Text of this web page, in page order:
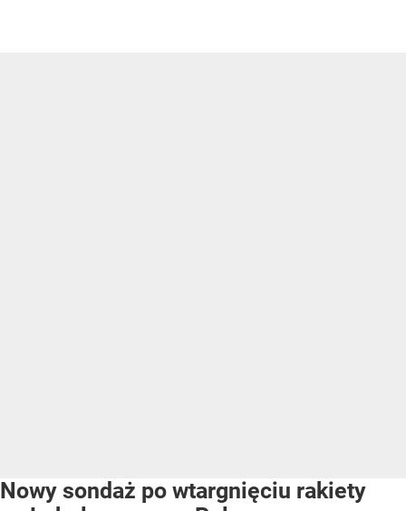
Nowy sondaż po wtargnięciu rakiety